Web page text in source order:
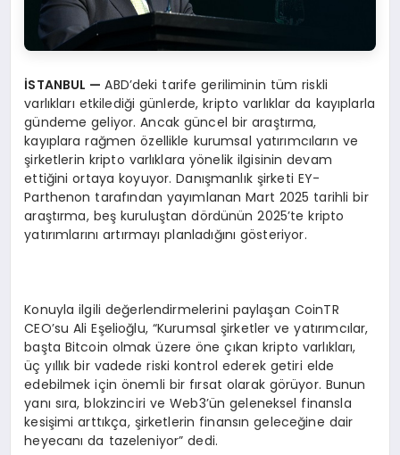
İSTANBUL —ABD’deki tarife geriliminin tüm riskli
varlıkları etkilediği günlerde, kripto varlıklar da kayıplarla
gündeme geliyor. Ancak güncel bir araştırma,
kayıplara rağmen özellikle kurumsal yatırımcıların ve
şirketlerin kripto varlıklara yönelik ilgisinin devam
ettiğini ortaya koyuyor. Danışmanlık şirketi EY-
Parthenon tarafından yayımlanan Mart 2025 tarihli bir
araştırma, beş kuruluştan dördünün 2025’te kripto
yatırımlarını artırmayı planladığını gösteriyor.
Konuyla ilgili değerlendirmelerini paylaşan CoinTR
CEO’su Ali Eşelioğlu, “Kurumsal şirketler ve yatırımcılar,
başta Bitcoin olmak üzere öne çıkan kripto varlıkları,
üç yıllık bir vadede riski kontrol ederek getiri elde
edebilmek için önemli bir fırsat olarak görüyor. Bunun
yanı sıra, blokzinciri ve Web3’ün geleneksel finansla
kesişimi arttıkça, şirketlerin finansın geleceğine dair
heyecanı da tazeleniyor” dedi.